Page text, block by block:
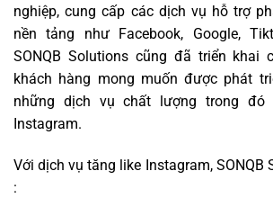
nghiệp, cung cấp các dịch vụ hỗ trợ
nền tảng như Facebook, Google,
SONQB Solutions cũng đã triển khai
khách hàng mong muốn được phát
những dịch vụ chất lượng trong
Instagram.
Với dịch vụ tăng like Instagram, SONQB
: